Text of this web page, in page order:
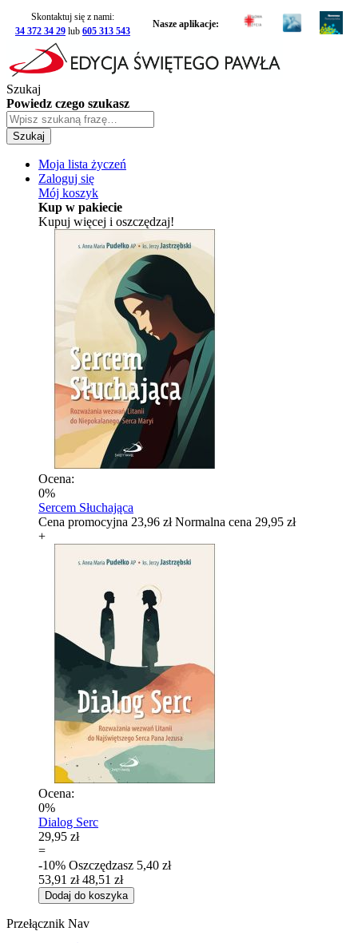
Skontaktuj się z nami:
34 372 34 29 lub 605 313 543
Nasze aplikacje:
Szukaj
Powiedz czego szukasz
Szukaj
Moja lista życzeń
Zaloguj się
Mój koszyk
Kup w pakiecie
Kupuj więcej i oszczędzaj!
Ocena:
0%
Sercem Słuchająca
Cena promocyjna 23,96 zł Normalna cena 29,95 zł
+
Ocena:
0%
Dialog Serc
29,95 zł
=
-10% Oszczędzasz 5,40 zł
53,91 zł 48,51 zł
Dodaj do koszyka
Przełącznik Nav